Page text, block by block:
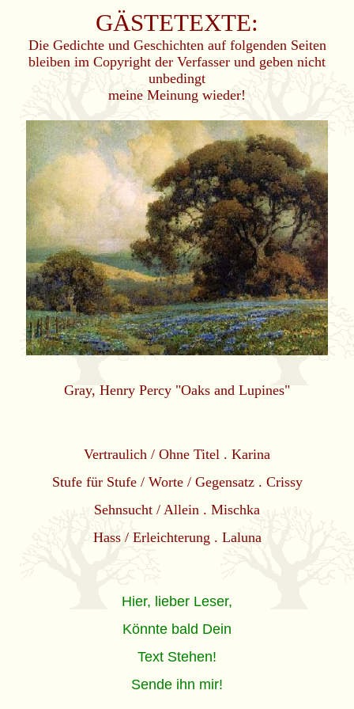
GÄSTETEXTE:
Die Gedichte und Geschichten auf folgenden Seiten
bleiben im Copyright der Verfasser und geben nicht
unbedingt
meine Meinung wieder!
Gray, Henry Percy "Oaks and Lupines"
Vertraulich / Ohne Titel . Karina
Stufe für Stufe / Worte / Gegensatz. Crissy
Sehnsucht / Allein . Mischka
Hass / Erleichterung . Laluna
Hier, lieber Leser,
Könnte bald Dein
Text Stehen!
Sende ihn mir!